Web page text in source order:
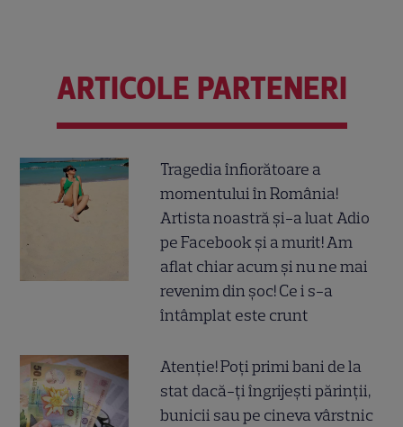
ARTICOLE PARTENERI
Tragedia înfiorătoare a
momentului în România!
Artista noastră și-a luat Adio
pe Facebook și a murit! Am
aflat chiar acum și nu ne mai
revenim din șoc! Ce i s-a
întâmplat este crunt
Atenție! Poți primi bani de la
stat dacă-ți îngrijești părinții,
bunicii sau pe cineva vârstnic